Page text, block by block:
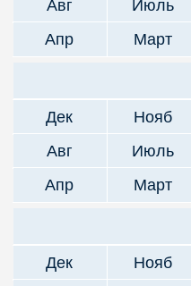
Авг
Июль
Апр
Март
Дек
Нояб
Авг
Июль
Апр
Март
Дек
Нояб